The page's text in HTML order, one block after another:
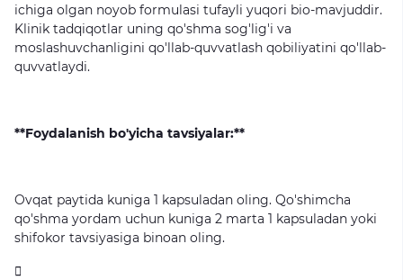
ichiga olgan noyob formulasi tufayli yuqori bio-mavjuddir.
Klinik tadqiqotlar uning qo'shma sog'lig'i va
moslashuvchanligini qo'llab-quvvatlash qobiliyatini qo'llab-
quvvatlaydi.
**Foydalanish bo'yicha tavsiyalar:**
Ovqat paytida kuniga 1 kapsuladan oling. Qo'shimcha
qo'shma yordam uchun kuniga 2 marta 1 kapsuladan yoki
shifokor tavsiyasiga binoan oling.